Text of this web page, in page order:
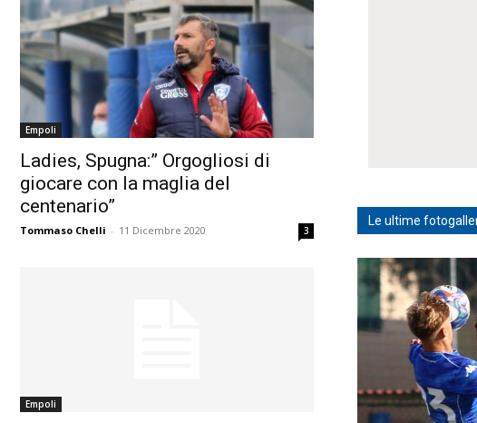
Empoli
Ladies, Spugna:” Orgogliosi di
giocare con la maglia del
centenario”
Tommaso Chelli - 11 Dicembre 2020 3
Empoli
Le ultime